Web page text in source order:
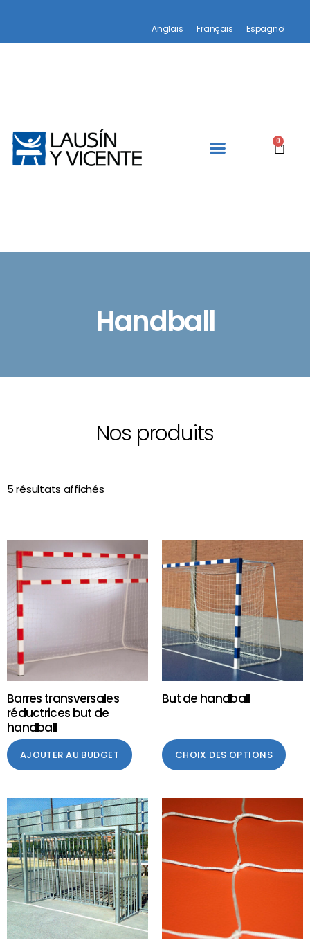
Anglais Français Espagnol
0
Handball
Nos produits
5 résultats affichés
Barres transversales
réductrices but de
handball
AJOUTER AU BUDGET
But de handball
CHOIX DES OPTIONS